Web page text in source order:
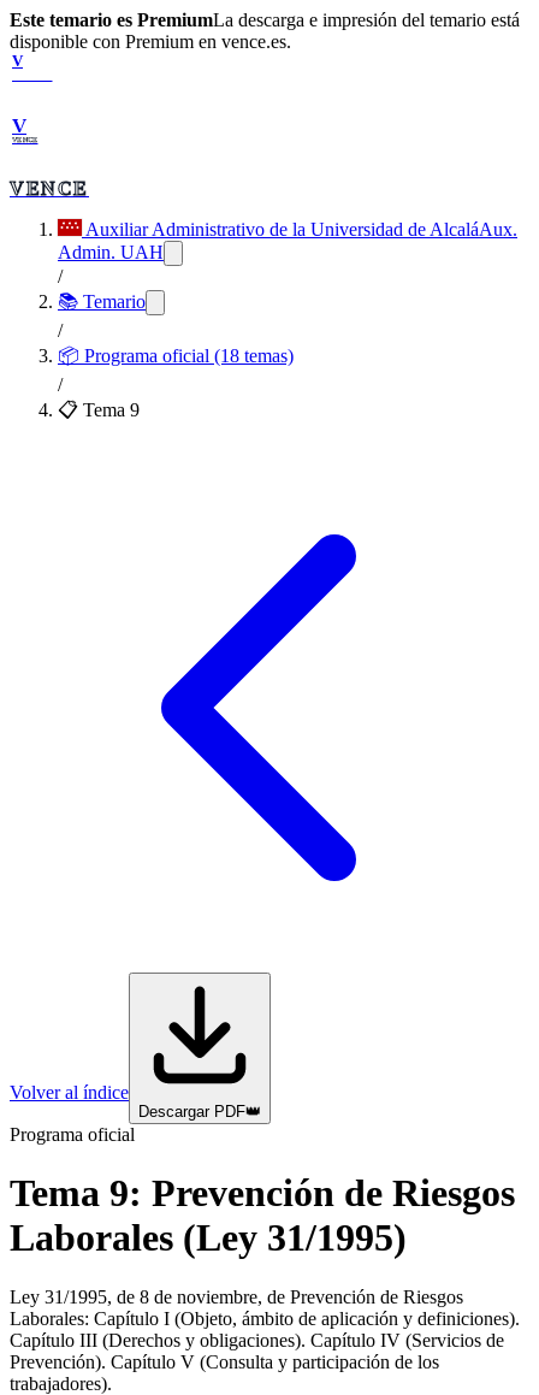
Este temario es PremiumLa descarga e impresión del temario está
disponible con Premium en vence.es.
V
V
VENCE
VENCE
Auxiliar Administrativo de la Universidad de AlcaláAux.
Admin. UAH
/
📚 Temario
/
📦 Programa oficial (18 temas)
/
📋 Tema 9
Volver al índice
Descargar PDF👑
Programa oficial
Tema 9: Prevención de Riesgos
Laborales (Ley 31/1995)
Ley 31/1995, de 8 de noviembre, de Prevención de Riesgos
Laborales: Capítulo I (Objeto, ámbito de aplicación y definiciones).
Capítulo III (Derechos y obligaciones). Capítulo IV (Servicios de
Prevención). Capítulo V (Consulta y participación de los
trabajadores).